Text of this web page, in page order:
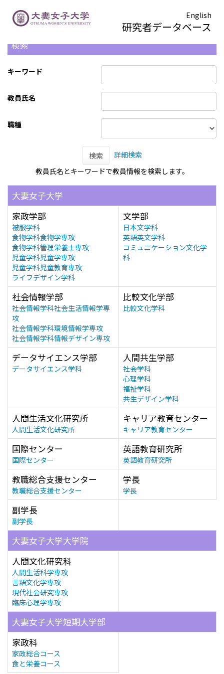
English
研究者データベース
検索
キーワード
教員氏名
職種
検索
詳細検索
教員氏名とキーワードで教員情報を検索します。
大妻女子大学
家政学部
被服学科
食物学科食物学専攻
食物学科管理栄養士専攻
児童学科児童学専攻
児童学科児童教育専攻
ライフデザイン学科
文学部
日本文学科
英語英文学科
コミュニケーション文化学
科
社会情報学部
社会情報学科社会生活情報学専
攻
社会情報学科環境情報学専攻
社会情報学科情報デザイン専攻
比較文化学部
比較文化学科
データサイエンス学部
データサイエンス学科
人間共生学部
社会学科
心理学科
福祉学科
共生デザイン学科
人間生活文化研究所
人間生活文化研究所
キャリア教育センター
キャリア教育センター
国際センター
国際センター
英語教育研究所
英語教育研究所
教職総合支援センター
教職総合支援センター
学長
学長
副学長
副学長
大妻女子大学大学院
人間文化研究科
人間生活科学専攻
言語文化学専攻
現代社会研究専攻
臨床心理学専攻
大妻女子大学短期大学部
家政科
家政総合コース
食と栄養コース